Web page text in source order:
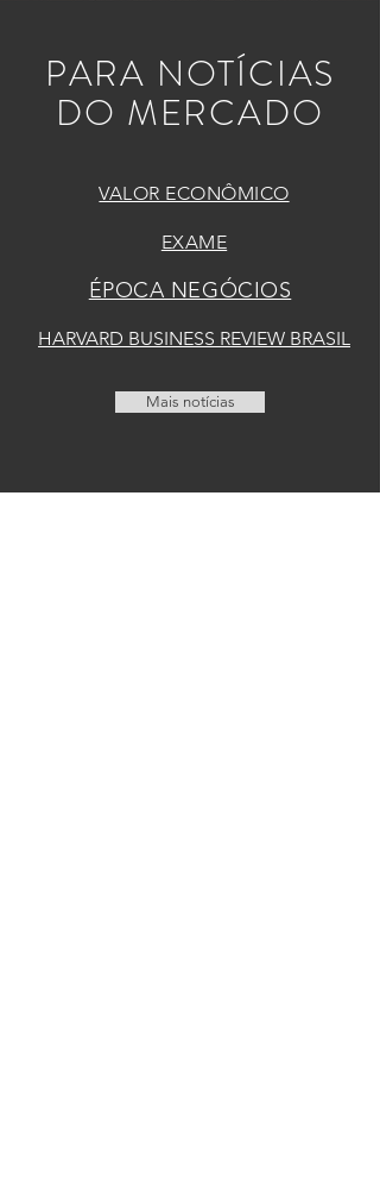
PARA NOTÍCIAS
DO MERCADO
HARVARD BUSINESS REVIEW BRASIL
EXAME
VALOR ECONÔMICO
Mais notícias
ÉPOCA NEGÓCIOS